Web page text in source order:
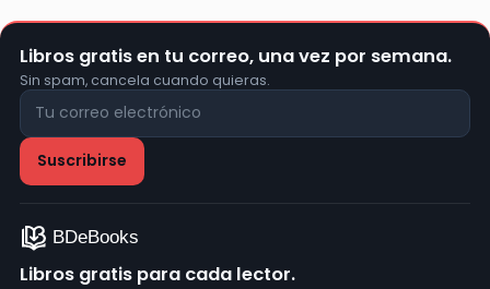
Libros gratis en tu correo, una vez por semana.
Sin spam, cancela cuando quieras.
Libros gratis para cada lector.